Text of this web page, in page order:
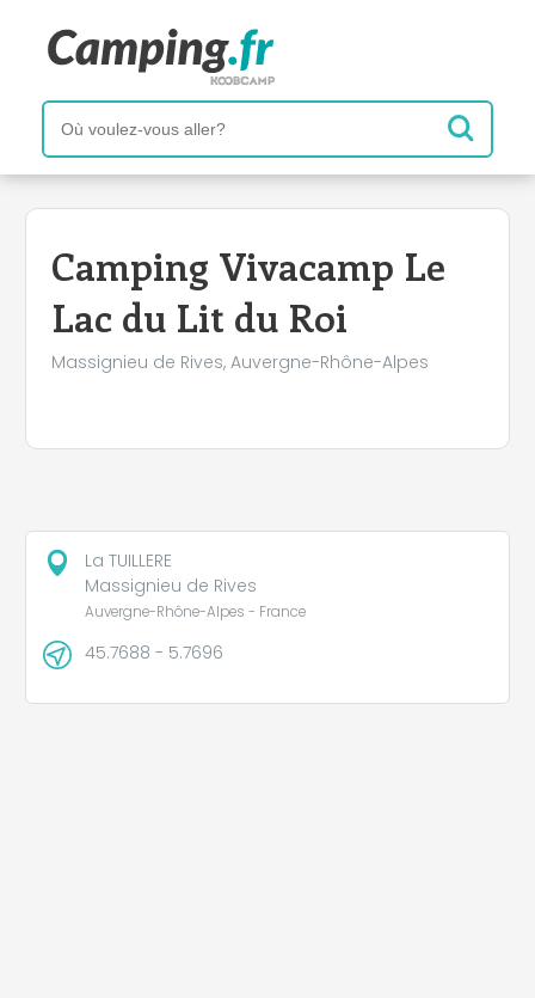
Camping Vivacamp Le
Lac du Lit du Roi
Massignieu de Rives, Auvergne-Rhône-Alpes
+
−
La TUILLERE
Massignieu de Rives
Auvergne-Rhône-Alpes - France
45.7688 - 5.7696